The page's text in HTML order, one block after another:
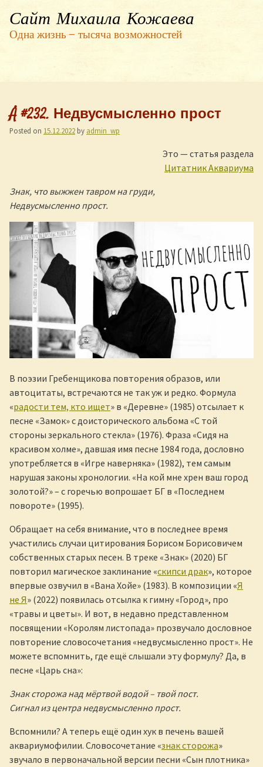
Сайт Михаила Кожаева
Одна жизнь — тысяча возможностей
Å #232. Недвусмысленно прост
Posted on 15.12.2022 by admin_wp
Это — статья раздела
Цитатник Аквариума
Знак, что выжжен тавром на груди,
Недвусмысленно прост.
В поэзии Гребенщикова повторения образов, или
автоцитаты, встречаются не так уж и редко. Формула
«радости тем, кто ищет» в «Деревне» (1985) отсылает к
песне «Замок» с доисторического альбома «С той
стороны зеркального стекла» (1976). Фраза «Сидя на
красивом холме», давшая имя песне 1984 года, дословно
употребляется в «Игре наверняка» (1982), тем самым
нарушая законы хронологии. «На кой мне хрен ваш город
золотой?» – с горечью вопрошает БГ в «Последнем
повороте» (1995).
Обращает на себя внимание, что в последнее время
участились случаи цитирования Борисом Борисовичем
собственных старых песен. В треке «Знак» (2020) БГ
повторил магическое заклинание «скипси драк», которое
впервые озвучил в «Вана Хойе» (1983). В композиции «Я
не Я» (2022) появилась отсылка к гимну «Город», про
«травы и цветы». И вот, в недавно представленном
посвящении «Королям листопада» прозвучало дословное
повторение словосочетания «недвусмысленно прост». Не
можете вспомнить, где ещё слышали эту формулу? Да, в
песне «Царь сна»:
Знак сторожа над мёртвой водой – твой пост.
Сигнал из центра недвусмысленно прост.
Вспомнили? А теперь ещё один хук в печень вашей
аквариумофилии. Словосочетание «знак сторожа»
звучало в первоначальной версии песни «Сын плотника»